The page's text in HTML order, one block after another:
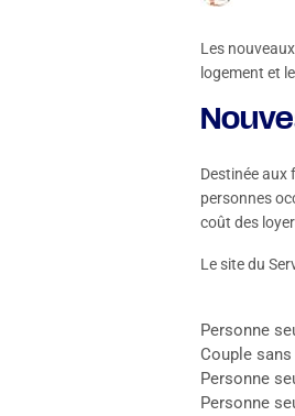
Les
logement et
Destinée aux
personnes
coût des
Le site du
Personne
Couple
Personne
Personne